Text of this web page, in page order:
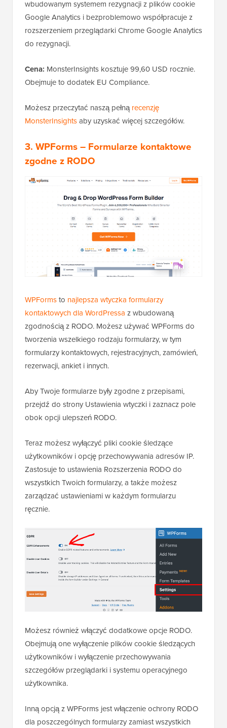
wbudowanym systemem rezygnacji z plików cookie
Google Analytics i bezproblemowo współpracuje z
rozszerzeniem przeglądarki Chrome Google Analytics
do rezygnacji.
Cena: MonsterInsights kosztuje 99,60 USD rocznie.
Obejmuje to dodatek EU Compliance.
Możesz przeczytać naszą pełnąrecenzję
MonsterInsightsaby uzyskać więcej szczegółów.
3. WPForms – Formularze kontaktowe
zgodne z RODO
WPFormsto najlepsza wtyczka formularzy
kontaktowych dla WordPressa z wbudowaną
zgodnością z RODO. Możesz używać WPForms do
tworzenia wszelkiego rodzaju formularzy, w tym
formularzy kontaktowych, rejestracyjnych, zamówień,
rezerwacji, ankiet i innych.
Aby Twoje formularze były zgodne z przepisami,
przejdź do strony Ustawienia wtyczki i zaznacz pole
obok opcji ulepszeń RODO.
Teraz możesz wyłączyć pliki cookie śledzące
użytkowników i opcję przechowywania adresów IP.
Zastosuje to ustawienia Rozszerzenia RODO do
wszystkich Twoich formularzy, a także możesz
zarządzać ustawieniami w każdym formularzu
ręcznie.
Możesz również włączyć dodatkowe opcje RODO.
Obejmują one wyłączenie plików cookie śledzących
użytkowników i wyłączenie przechowywania
szczegółów przeglądarki i systemu operacyjnego
użytkownika.
Inną opcją z WPForms jest włączenie ochrony RODO
dla poszczególnych formularzy zamiast wszystkich